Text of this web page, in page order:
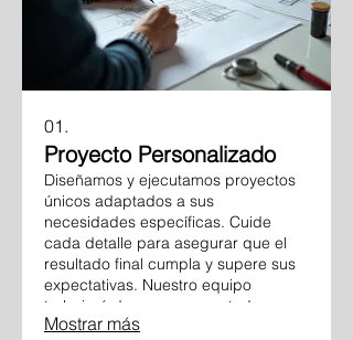
01.
Proyecto Personalizado
Diseñamos y ejecutamos proyectos
únicos adaptados a sus
necesidades específicas. Cuide
cada detalle para asegurar que el
resultado final cumpla y supere sus
expectativas. Nuestro equipo
trabajará de cerca con usted para
transformar su visión en realidad.
Mostrar más